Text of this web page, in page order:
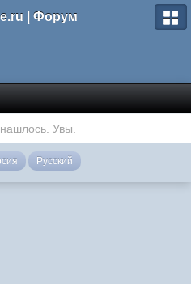
| Форум
Увы.
Русский